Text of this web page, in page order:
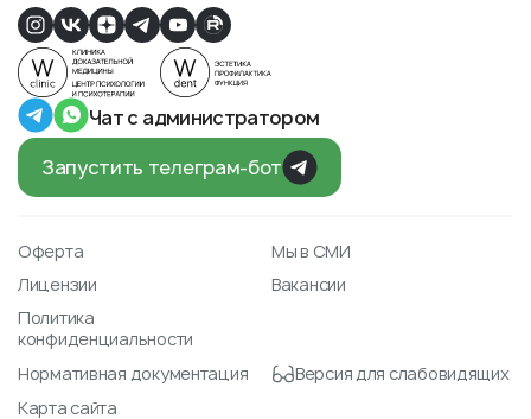
Чат с администратором
Запустить телеграм-бот
Оферта
Мы в СМИ
Лицензии
Вакансии
Политика
конфиденциальности
Нормативная документация
Версия для слабовидящих
Карта сайта